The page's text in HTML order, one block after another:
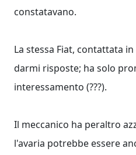
constatavano.
La stessa Fiat, contattata
darmi risposte; ha solo
interessamento (???).
Il meccanico ha peraltro
l'avaria potrebbe essere